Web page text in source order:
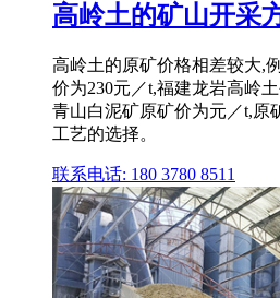
高岭土的矿山开采
高岭土的原矿价格相差较大,
价为230元／t,福建龙岩高岭
青山白泥矿原矿价为元／t,原
工艺的选择。
联系电话: 180 3780 8511